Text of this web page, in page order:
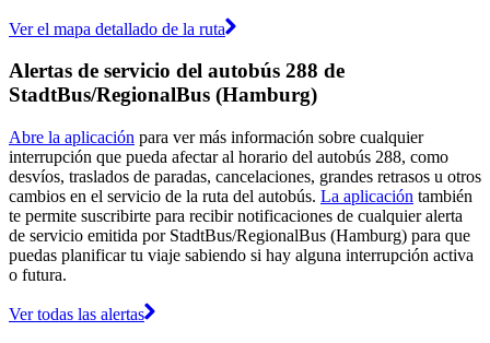
Ver el mapa detallado de la ruta
Alertas de servicio del autobús 288 de
StadtBus/RegionalBus (Hamburg)
Abre la aplicación para ver más información sobre cualquier
interrupción que pueda afectar al horario del autobús 288, como
desvíos, traslados de paradas, cancelaciones, grandes retrasos u otros
cambios en el servicio de la ruta del autobús. La aplicación también
te permite suscribirte para recibir notificaciones de cualquier alerta
de servicio emitida por StadtBus/RegionalBus (Hamburg) para que
puedas planificar tu viaje sabiendo si hay alguna interrupción activa
o futura.
Ver todas las alertas